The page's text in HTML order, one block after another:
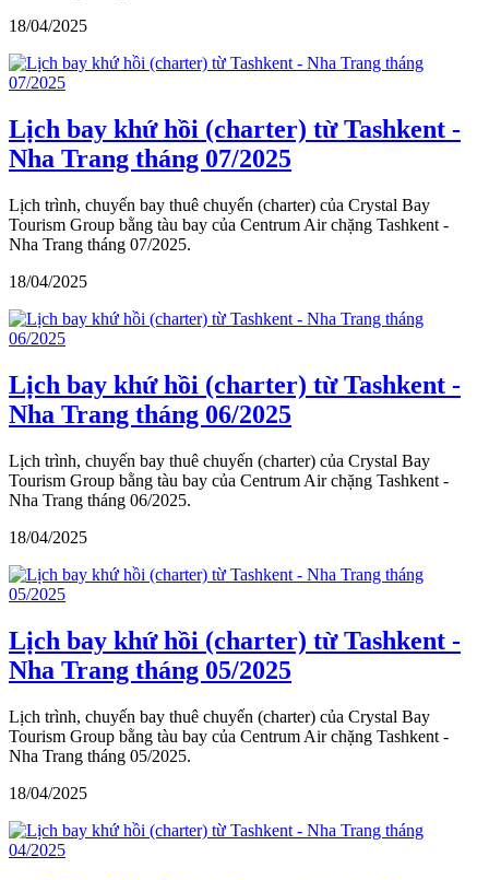
18/04/2025
Lịch bay khứ hồi (charter) từ Tashkent -
Nha Trang tháng 07/2025
Lịch trình, chuyến bay thuê chuyến (charter) của Crystal Bay
Tourism Group bằng tàu bay của Centrum Air chặng Tashkent -
Nha Trang tháng 07/2025.
18/04/2025
Lịch bay khứ hồi (charter) từ Tashkent -
Nha Trang tháng 06/2025
Lịch trình, chuyến bay thuê chuyến (charter) của Crystal Bay
Tourism Group bằng tàu bay của Centrum Air chặng Tashkent -
Nha Trang tháng 06/2025.
18/04/2025
Lịch bay khứ hồi (charter) từ Tashkent -
Nha Trang tháng 05/2025
Lịch trình, chuyến bay thuê chuyến (charter) của Crystal Bay
Tourism Group bằng tàu bay của Centrum Air chặng Tashkent -
Nha Trang tháng 05/2025.
18/04/2025